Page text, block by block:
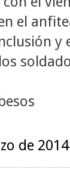
el
y
de